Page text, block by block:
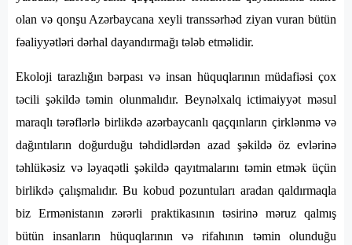
olan və qonşu Azərbaycana xeyli transsərhəd ziyan vuran bütün
fəaliyyətləri dərhal dayandırmağı tələb etməlidir.
Ekoloji tarazlığın bərpası və insan hüquqlarının müdafiəsi çox
təcili şəkildə təmin olunmalıdır. Beynəlxalq ictimaiyyət məsul
maraqlı tərəflərlə birlikdə azərbaycanlı qaçqınların çirklənmə və
dağıntıların doğurduğu təhdidlərdən azad şəkildə öz evlərinə
təhlükəsiz və ləyaqətli şəkildə qayıtmalarını təmin etmək üçün
birlikdə çalışmalıdır. Bu kobud pozuntuları aradan qaldırmaqla
biz Ermənistanın zərərli praktikasının təsirinə məruz qalmış
bütün insanların hüquqlarının və rifahının təmin olunduğu